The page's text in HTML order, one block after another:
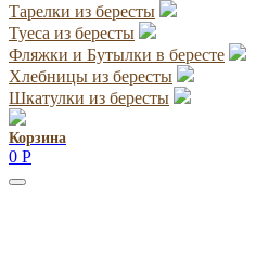
Тарелки из бересты
Туеса из бересты
Фляжки и Бутылки в бересте
Хлебницы из бересты
Шкатулки из бересты
Корзина
0 Р